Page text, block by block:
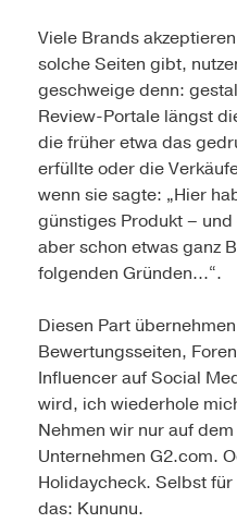
Viele Brands
solche Seiten gibt,
geschweige denn:
Review-Portale längst
die früher etwa das
erfüllte oder die
wenn sie sagte: „Hier
günstiges Produkt –
aber schon etwas ganz
folgenden Gründen...“.
Diesen Part
Bewertungsseiten,
Influencer auf Social
wird, ich wiederhole
Nehmen wir nur auf
Unternehmen G2.com.
Holidaycheck. Selbst
das: Kununu.